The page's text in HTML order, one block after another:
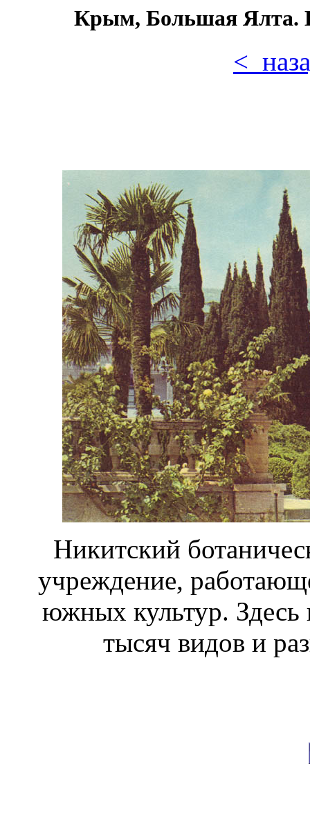
Крым, Большая Ялта.
<
Никитский
учреждение,
южных культур. Здесь
тысяч видов и